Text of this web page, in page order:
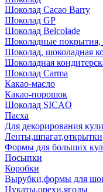
Шоколад Cacao Barry
Шоколад GP
Шоколад Belcolade
Шоколадные покрытия,
Шоколад, шоколадная
Шоколадная
Шоколад Carma
Какао-масло
Какао-порошок
Шоколад SICAO
Пасха
Для декорирования
Ленты,шпагат,открытки
Формы для больших
Посыпки
Коробки
Вырубки,формы для
Цукаты,орехи,ягоды